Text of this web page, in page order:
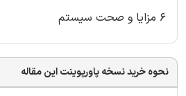
۶ مزایا و صحت سیستم
نحوه خرید نسخه پاورپوینت این مقاله